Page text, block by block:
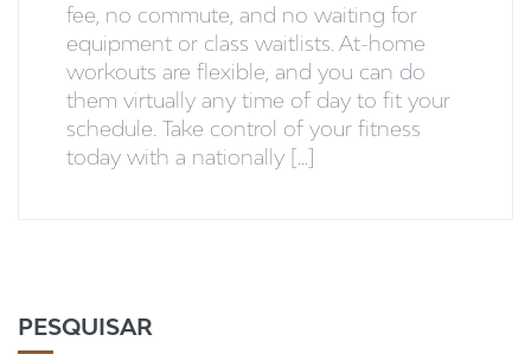
fee, no commute, and no waiting for
equipment or class waitlists. At-home
workouts are flexible, and you can do
them virtually any time of day to fit your
schedule. Take control of your fitness
today with a nationally [...]
PESQUISAR